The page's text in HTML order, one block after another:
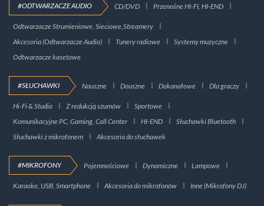
#ODTWARZACZE AUDIO CD/DVD Przenośne HI-FI, HI-END
Odtwarzacze Strumieniowe, Sieciowe,Streamery
Akcesoria (Odtwarzacze Audio)
Tunery radiowe
Systemy muzyczne
Odtwarzacze kasetowe
#SŁUCHAWKI Nauszne Douszne Dokanałowe Dla graczy
Hi-Fi & Studio Z redukcją szumów
Sportowe
Komunikacyjne PC, Gaming, Call Center
HI-END
Słuchawki Bluetooth
Słuchawki z mikrofonem
Akcesoria do słuchawek
#MIKROFONY Pojemnościowe Dynamiczne Lampowe
Karaoke, USB, Smartphone Akcesoria do mikrofonów Inne (Mikrofony DJ)